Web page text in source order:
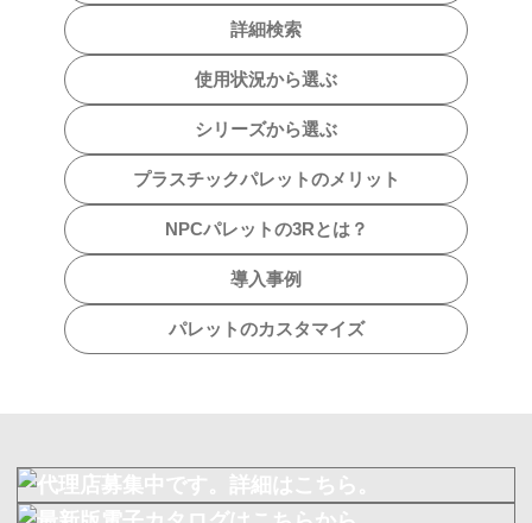
詳細検索
使用状況から選ぶ
シリーズから選ぶ
プラスチックパレットのメリット
NPCパレットの3Rとは？
導入事例
パレットのカスタマイズ